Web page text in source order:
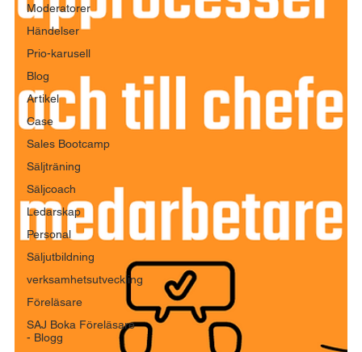
Moderatorer
Händelser
Prio-karusell
Blog
Artikel
Case
Sales Bootcamp
Säljträning
Säljcoach
Ledarskap
Personal
Säljutbildning
verksamhetsutveckling
Föreläsare
SAJ Boka Föreläsare
- Blogg